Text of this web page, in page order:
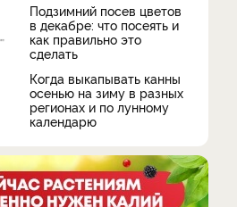
Подзимний посев цветов
в декабре: что посеять и
как правильно это
сделать
Когда выкапывать канны
осенью на зиму в разных
регионах и по лунному
календарю